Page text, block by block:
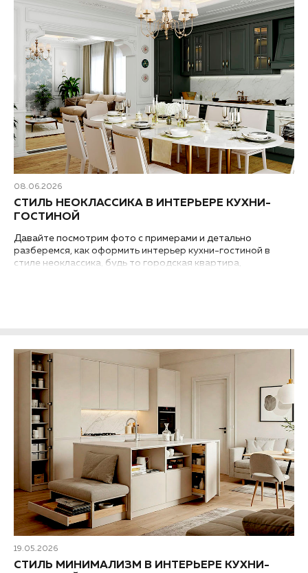
08.06.2026
СТИЛЬ НЕОКЛАССИКА В ИНТЕРЬЕРЕ КУХНИ-
ГОСТИНОЙ
Давайте посмотрим фото с примерами и детально
разберемся, как оформить интерьер кухни-гостиной в
стиле неоклассика, будь то городская квартира,
19.05.2026
СТИЛЬ МИНИМАЛИЗМ В ИНТЕРЬЕРЕ КУХНИ-